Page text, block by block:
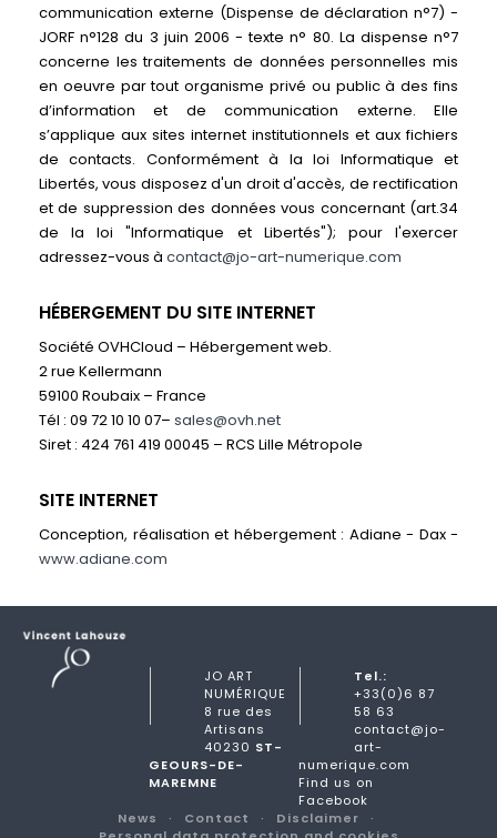
communication externe (Dispense de déclaration n°7) -
JORF n°128 du 3 juin 2006 - texte n° 80. La dispense n°7
concerne les traitements de données personnelles mis
en oeuvre par tout organisme privé ou public à des fins
d’information et de communication externe. Elle
s’applique aux sites internet institutionnels et aux fichiers
de contacts. Conformément à la loi Informatique et
Libertés, vous disposez d'un droit d'accès, de rectification
et de suppression des données vous concernant (art.34
de la loi "Informatique et Libertés"); pour l'exercer
adressez-vous à contact@jo-art-numerique.com
HÉBERGEMENT DU SITE INTERNET
Société OVHCloud – Hébergement web.
2 rue Kellermann
59100 Roubaix – France
Tél : 09 72 10 10 07– sales@ovh.net
Siret : 424 761 419 00045 – RCS Lille Métropole
SITE INTERNET
Conception, réalisation et hébergement : Adiane - Dax -
www.adiane.com
JO ART
NUMÉRIQUE
8 rue des
Artisans
40230 ST-
GEOURS-DE-
MAREMNE
Tel.:
+33(0)6 87
58 63
contact@jo-
art-
numerique.com
Find us on
Facebook
News
Contact
Disclaimer